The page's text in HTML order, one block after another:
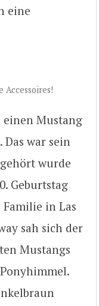
eine
Accessoires!
einen Mustang
Das war sein
wurde
Geburtstag
in Las
sah sich der
Mustangs